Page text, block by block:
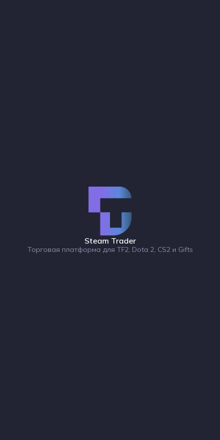
Steam Trader
Торговая платформа для TF2, Dota 2, CS2 и Gifts